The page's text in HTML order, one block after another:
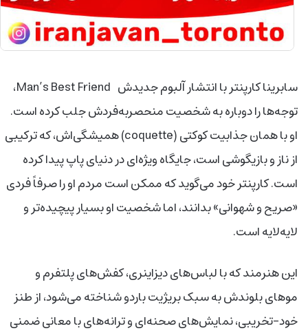
سابرینا کارپنتر با انتشار آلبوم جدیدش Man’s Best Friend،
توجه‌ها را دوباره به شخصیت منحصر‌به‌فردش جلب کرده است.
او با همان جذابیت کوکتی (coquette) همیشگی‌اش، که ترکیبی
از ناز و بازیگوشی است، جایگاه ویژه‌ای در دنیای پاپ پیدا کرده
است. کارپنتر خود می‌گوید که ممکن است مردم او را صرفاً فردی
«صریح و شهوانی» بدانند، اما شخصیت او بسیار پیچیده‌تر و
لایه‌لایه است.
این هنرمند که با لباس‌های دیزاینری، کفش‌های پلتفرم و
موهای بلوندش به سبک بریژیت باردو شناخته می‌شود، از طنز
خود-تخریبی، نمایش‌های صحنه‌ای و ترانه‌های با معانی ضمنی